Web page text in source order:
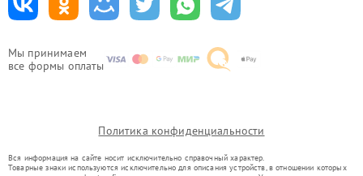
Мы принимаем
все формы оплаты
Политика конфиденциальности
Вся информация на сайте носит исключительно справочный характер.
Товарные знаки используются исключительно для описания устройств, в отношении которых